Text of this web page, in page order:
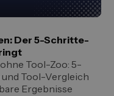
Der 5-Schritte-
Tool-Zoo: 5-
Tool-Vergleich
Ergebnisse